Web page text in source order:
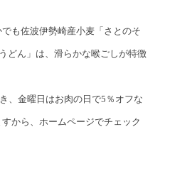
も佐波伊勢崎産小麦「さとのそ
どん」は、滑らかな喉ごしが特徴
、金曜日はお肉の日で5％オフな
から、ホームページでチェック